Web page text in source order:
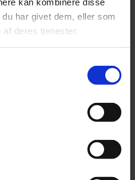
har givet dem, eller som
deres tjenester.
med ben – 8 ltr